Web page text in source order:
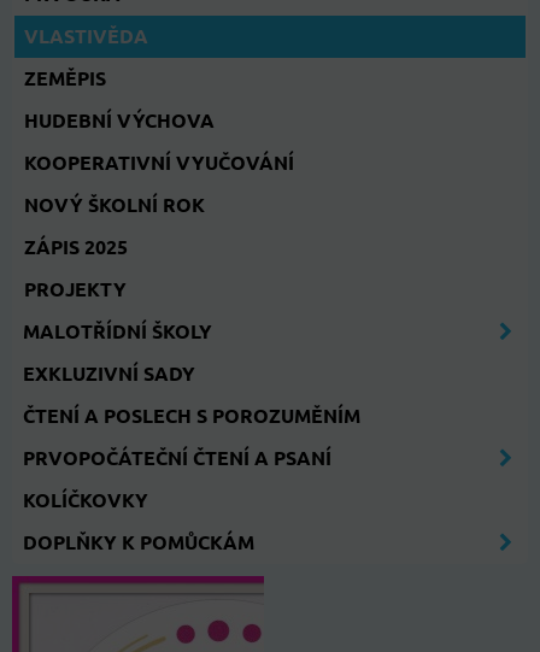
VLASTIVĚDA
ZEMĚPIS
HUDEBNÍ VÝCHOVA
KOOPERATIVNÍ VYUČOVÁNÍ
NOVÝ ŠKOLNÍ ROK
ZÁPIS 2025
PROJEKTY
MALOTŘÍDNÍ ŠKOLY
EXKLUZIVNÍ SADY
ČTENÍ A POSLECH S POROZUMĚNÍM
PRVOPOČÁTEČNÍ ČTENÍ A PSANÍ
KOLÍČKOVKY
DOPLŇKY K POMŮCKÁM